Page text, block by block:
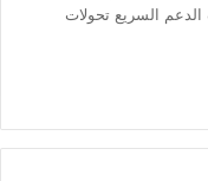
السريع تحولات